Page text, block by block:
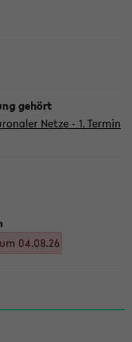
Netze - 1. Termin
04.08.26